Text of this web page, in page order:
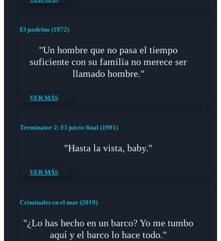
El padrino (1972)
"Un hombre que no pasa el tiempo
suficiente con su familia no merece ser
llamado hombre."
VER MÁS
Terminator 2: El juicio final (1991)
"Hasta la vista, baby."
VER MÁS
Criminales en el mar (2019)
"¿Lo has hecho en un barco? Yo me tumbo
aquí y el barco lo hace todo."